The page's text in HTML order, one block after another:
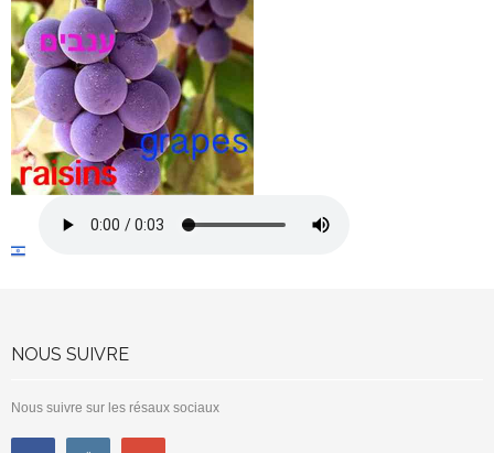
NOUS SUIVRE
Nous suivre sur les résaux sociaux